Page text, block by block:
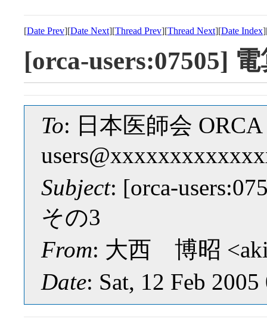
[Date Prev][Date Next][Thread Prev][Thread Next][Date Index
[orca-users:07505]
To: 日本医師会
Subject: [orca-
その3
From: 大西 博昭
Date: Sat, 12 Feb